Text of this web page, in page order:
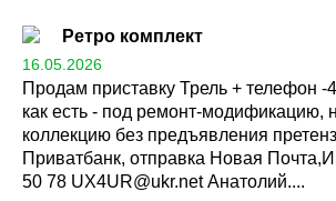
Ретро комплект
16.05.2026
Продам приставку Трель + телефон -
как есть - под ремонт-модификацию,
коллекцию без предъявления
Приватбанк, отправка Новая
50 78 UX4UR@ukr.netАнатолий....